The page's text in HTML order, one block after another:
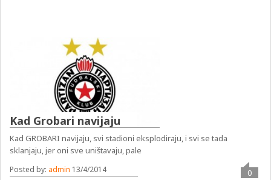
Kad Grobari navijaju
Kad GROBARI navijaju, svi stadioni eksplodiraju, i svi se tada
sklanjaju, jer oni sve uništavaju, pale
Posted by: admin 13/4/2014 0